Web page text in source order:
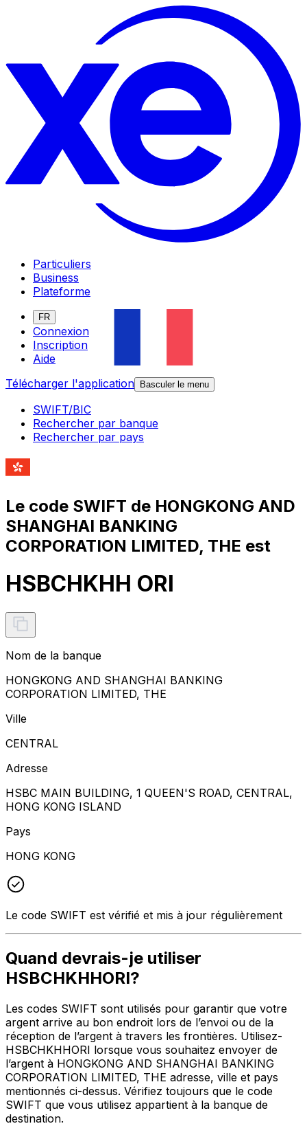
Particuliers
Business
Plateforme
FR
Connexion
Inscription
Aide
Télécharger l'application
Basculer le menu
SWIFT/BIC
Rechercher par banque
Rechercher par pays
Le code SWIFT de HONGKONG AND
SHANGHAI BANKING
CORPORATION LIMITED, THE est
HSBCHKHH ORI
Nom de la banque
HONGKONG AND SHANGHAI BANKING
CORPORATION LIMITED, THE
Ville
CENTRAL
Adresse
HSBC MAIN BUILDING, 1 QUEEN'S ROAD, CENTRAL,
HONG KONG ISLAND
Pays
HONG KONG
Le code SWIFT est vérifié et mis à jour régulièrement
Quand devrais-je utiliser
HSBCHKHHORI?
Les codes SWIFT sont utilisés pour garantir que votre
argent arrive au bon endroit lors de l’envoi ou de la
réception de l’argent à travers les frontières. Utilisez-
HSBCHKHHORI lorsque vous souhaitez envoyer de
l’argent à HONGKONG AND SHANGHAI BANKING
CORPORATION LIMITED, THE adresse, ville et pays
mentionnés ci-dessus. Vérifiez toujours que le code
SWIFT que vous utilisez appartient à la banque de
destination.